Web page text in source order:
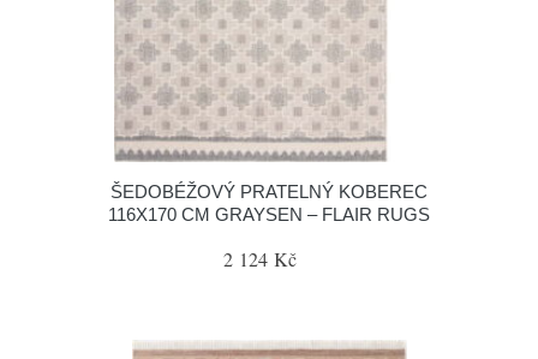
ŠEDOBÉŽOVÝ PRATELNÝ KOBEREC
116X170 CM GRAYSEN – FLAIR RUGS
2 124 Kč